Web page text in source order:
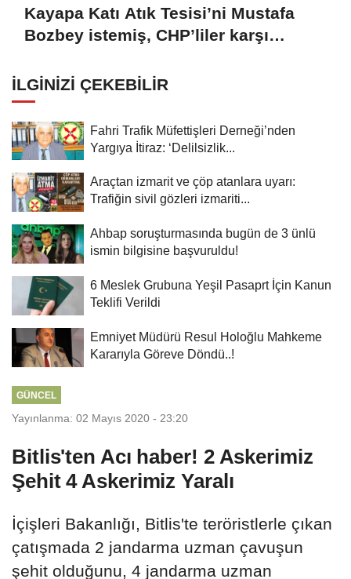
Kayapa Katı Atık Tesisi’ni Mustafa
Bozbey istemiş, CHP’liler karşı
İLGINIZI ÇEKEBILIR
Fahri Trafik Müfettişleri Derneği’nden
Yargıya İtiraz: ‘Delilsizlik...
Araçtan izmarit ve çöp atanlara uyarı:
Trafiğin sivil gözleri izmariti...
Ahbap soruşturmasında bugün de 3 ünlü
ismin bilgisine başvuruldu!
6 Meslek Grubuna Yeşil Pasaprt İçin Kanun
Teklifi Verildi
Emniyet Müdürü Resul Holoğlu Mahkeme
Kararıyla Göreve Döndü..!
GÜNCEL
Yayınlanma: 02 Mayıs 2020 - 23:20
Bitlis'ten Acı haber! 2 Askerimiz
Şehit 4 Askerimiz Yaralı
İçişleri Bakanlığı, Bitlis'te teröristlerle çıkan
çatışmada 2 jandarma uzman çavuşun
şehit olduğunu, 4 jandarma uzman